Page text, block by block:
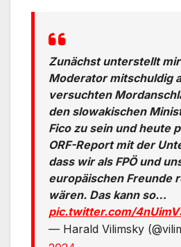
Zunächst unterstellt mir
Moderator mitschuldig
versuchten
den slowakischen
Fico zu sein und heute
ORF-Report mit der
dass wir als FPÖ und
europäischen Freunde
wären. Das kann so…
pic.twitter.com/
— Harald Vilimsky